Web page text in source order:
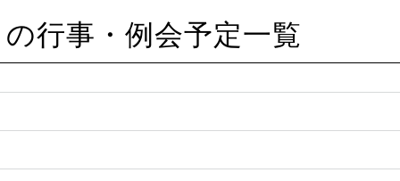
の行事・例会予定一覧